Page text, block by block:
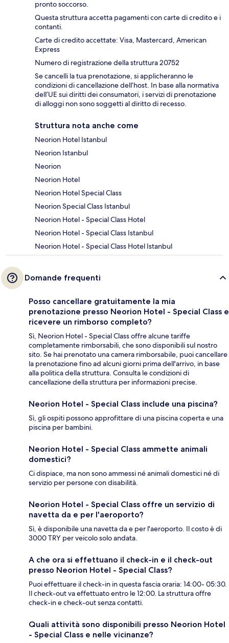
pronto soccorso.
Questa struttura accetta pagamenti con carte di credito e i
contanti.
Carte di credito accettate: Visa, Mastercard, American
Express
Numero di registrazione della struttura 20752
Se cancelli la tua prenotazione, si applicheranno le
condizioni di cancellazione dell’host. In base alla normativa
dell’UE sui diritti dei consumatori, i servizi di prenotazione
di alloggi non sono soggetti al diritto di recesso.
Struttura nota anche come
Neorion Hotel Istanbul
Neorion Istanbul
Neorion
Neorion Hotel
Neorion Hotel Special Class
Neorion Special Class Istanbul
Neorion Hotel - Special Class Hotel
Neorion Hotel - Special Class Istanbul
Neorion Hotel - Special Class Hotel Istanbul
Domande frequenti
Posso cancellare gratuitamente la mia
prenotazione presso Neorion Hotel - Special Class e
ricevere un rimborso completo?
Sì, Neorion Hotel - Special Class offre alcune tariffe
completamente rimborsabili, che sono disponibili sul nostro
sito. Se hai prenotato una camera rimborsabile, puoi cancellare
la prenotazione fino ad alcuni giorni prima dell'arrivo, in base
alla politica della struttura. Consulta le condizioni di
cancellazione della struttura per informazioni precise.
Neorion Hotel - Special Class include una piscina?
Sì, gli ospiti possono approfittare di una piscina coperta e una
piscina per bambini.
Neorion Hotel - Special Class ammette animali
domestici?
Ci dispiace, ma non sono ammessi né animali domestici né di
servizio per persone con disabilità.
Neorion Hotel - Special Class offre un servizio di
navetta da e per l'aeroporto?
Sì, è disponibile una navetta da e per l'aeroporto. Il costo è di
3000 TRY per veicolo solo andata.
A che ora si effettuano il check-in e il check-out
presso Neorion Hotel - Special Class?
Puoi effettuare il check-in in questa fascia oraria: 14:00- 05:30.
Il check-out va effettuato entro le 12:00. La struttura offre
check-in e check-out senza contatti.
Quali attività sono disponibili presso Neorion Hotel
- Special Class e nelle vicinanze?